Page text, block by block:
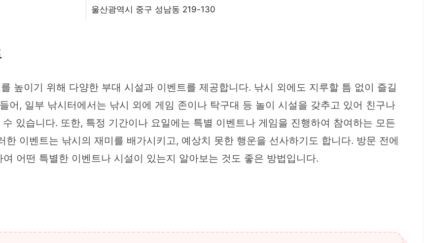
울산광역시 중구 성남동 219-130
높이기 위해 다양한 부대 시설과 이벤트를 제공합니다. 낚시 외에도 지루할 틈 없이 즐길
어, 일부 낚시터에서는 낚시 외에 게임 존이나 탁구대 등 놀이 시설을 갖추고 있어 친구나
있습니다. 또한, 특정 기간이나 요일에는 특별 이벤트나 게임을 진행하여 참여하는 모든
이벤트는 낚시의 재미를 배가시키고, 예상치 못한 행운을 선사하기도 합니다. 방문 전에
어떤 특별한 이벤트나 시설이 있는지 알아보는 것도 좋은 방법입니다.